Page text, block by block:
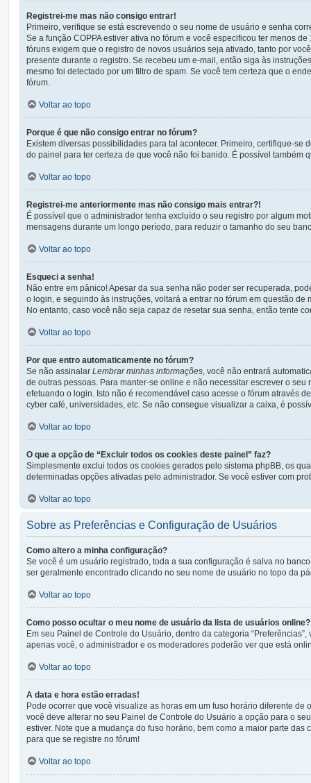
Registrei-me mas não consigo entrar!
Primeiro, verifique se está escrevendo o seu nome de usuário e senha
Se a função COPPA estiver ativa no fórum e você especificou ter menos
fóruns exigem que o registro de novos usuários seja ativado, tanto por
presente durante o registro. Se recebeu um e-mail, então siga às
mesmo foi detectado por um filtro de spam. Se você tem certeza que o
fórum.
Voltar ao topo
Porque é que não consigo entrar no fórum?
Existem diversas possibilidades para tal acontecer. Primeiro, certifique-
do painel para ter certeza de que você não foi banido. É possível
Voltar ao topo
Registrei-me anteriormente mas não consigo mais entrar?!
É possível que o administrador tenha excluído o seu registro por algum
mensagens durante um longo período, para reduzir o tamanho do seu
Voltar ao topo
Esqueci a senha!
Não entre em pânico! Apesar da sua senha não poder ser recuperada,
o login, e seguindo às instruções, voltará a entrar no fórum em questão de
No entanto, caso você não seja capaz de resetar sua senha, então tente
Voltar ao topo
Por que entro automaticamente no fórum?
Se não assinalar Lembrar minhas informações , você não entrará
de outras pessoas. Para manter-se online e não necessitar escrever o
efetuando o login. Isto não é recomendável caso acesse o fórum através
cyber café, universidades, etc. Se não consegue visualizar a caixa, é
Voltar ao topo
O que a opção de “Excluir todos os cookies deste painel” faz?
Simplesmente exclui todos os cookies gerados pelo sistema phpBB, os
determinadas opções ativadas pelo administrador. Se você estiver com
Voltar ao topo
Sobre as Preferências e Configuração de Usuários
Como altero a minha configuração?
Se você é um usuário registrado, toda a sua configuração é salva no
ser geralmente encontrado clicando no seu nome de usuário no topo da
Voltar ao topo
Como posso ocultar o meu nome de usuário da lista de usuários online?
Em seu Painel de Controle do Usuário, dentro da categoria
apenas você, o administrador e os moderadores poderão ver que está
Voltar ao topo
A data e hora estão erradas!
Pode ocorrer que você visualize as horas em um fuso horário diferente
você deve alterar no seu Painel de Controle do Usuário a opção para o
estiver. Note que a mudança do fuso horário, bem como a maior parte
para que se registre no fórum!
Voltar ao topo